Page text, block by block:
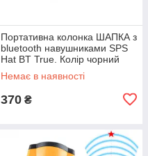
Портативна колонка ШАПКА з
bluetooth навушниками SPS
Hat BT True. Колір чорний
JR-10
Немає в наявності
370 ₴